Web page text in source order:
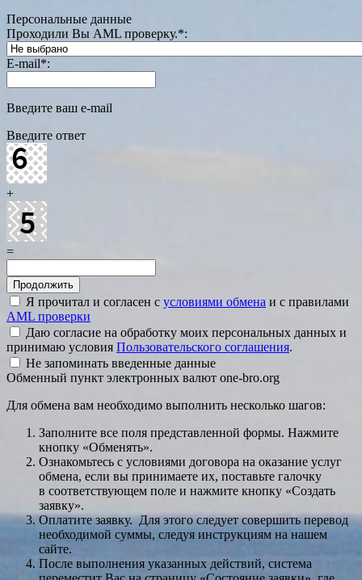
Персональные данные
Проходили Вы AML проверку.*:
E-mail*:
Введите ваш e-mail
Введите ответ
+
=
Я прочитал и согласен с условиями обмена и с правилами
AML проверки
Даю согласие на обработку моих персональных данных и
принимаю условия Пользовательского соглашения.
Не запоминать введенные данные
Обменный пункт электронных валют one-bro.org
Для обмена вам необходимо выполнить несколько шагов:
Заполните все поля представленной формы. Нажмите
кнопку «Обменять».
Ознакомьтесь с условиями договора на оказание услуг
обмена, если вы принимаете их, поставьте галочку
в соответствующем поле и нажмите кнопку «Создать
заявку».
Оплатите заявку. Для этого следует совершить перевод
необходимой суммы, следуя инструкциям на нашем
сайте.
После выполнения указанных действий, система